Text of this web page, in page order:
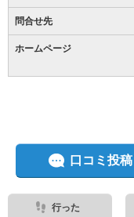
問合せ先
ホームページ
口コミ投稿
行った